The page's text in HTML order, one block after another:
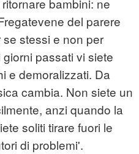
bambini: ne
del parere
stessi e non per
passati vi siete
e demoralizzati. Da
cambia. Non siete un
anzi quando la
soliti tirare fuori le
di problemi'.